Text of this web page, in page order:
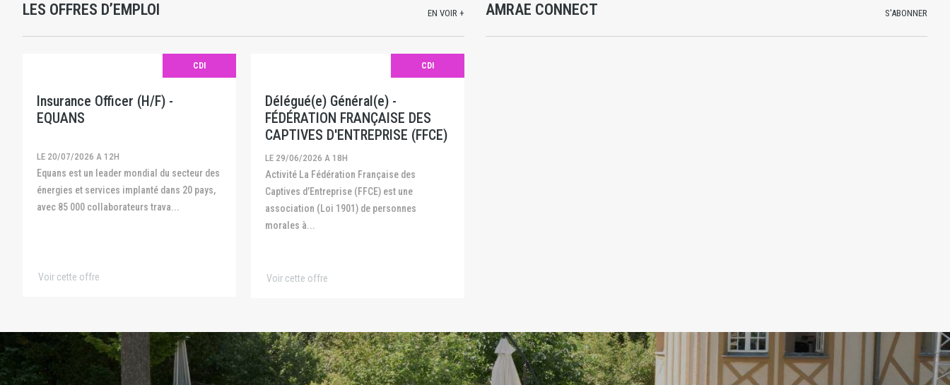
LES OFFRES D’EMPLOI EN VOIR +
CDI
Insurance Officer (H/F) -
EQUANS
LE 20/07/2026 A 12H
Equans est un leader mondial du secteur des
énergies et services implanté dans 20 pays,
avec 85 000 collaborateurs trava...
Voir cette offre
CDI
Délégué(e) Général(e) -
FÉDÉRATION FRANÇAISE DES
CAPTIVES D'ENTREPRISE (FFCE)
LE 29/06/2026 A 18H
Activité La Fédération Française des
Captives d’Entreprise (FFCE) est une
association (Loi 1901) de personnes
morales à...
Voir cette offre
AMRAE CONNECT S'ABONNER